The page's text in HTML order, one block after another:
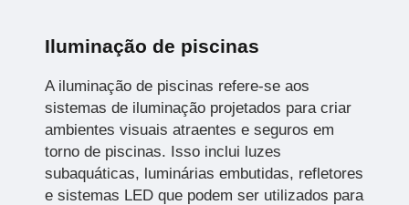
Iluminação de piscinas
A iluminação de piscinas refere-se aos
sistemas de iluminação projetados para criar
ambientes visuais atraentes e seguros em
torno de piscinas. Isso inclui luzes
subaquáticas, luminárias embutidas, refletores
e sistemas LED que podem ser utilizados para